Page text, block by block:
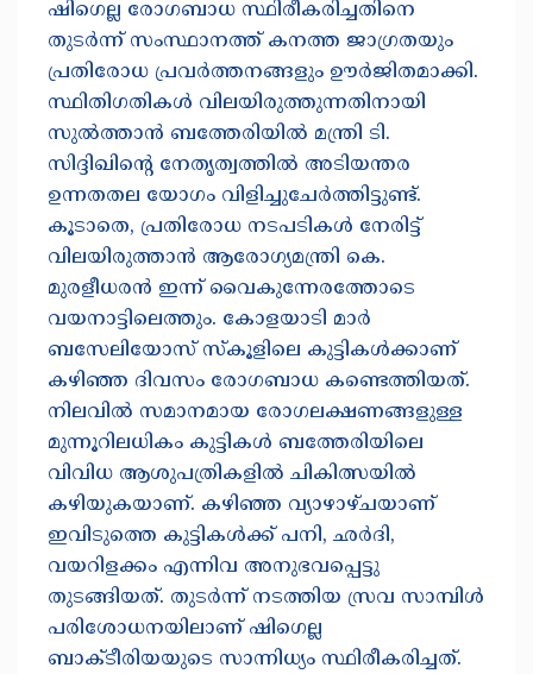
ഷിഗെല്ല രോഗബാധ സ്ഥിരീകരിച്ചതിനെ
തുടർന്ന് സംസ്ഥാനത്ത് കനത്ത ജാഗ്രതയും
പ്രതിരോധ പ്രവർത്തനങ്ങളും ഊർജിതമാക്കി.
സ്ഥിതിഗതികൾ വിലയിരുത്തുന്നതിനായി
സുൽത്താൻ ബത്തേരിയിൽ മന്ത്രി ടി.
സിദ്ദിഖിന്റെ നേതൃത്വത്തിൽ അടിയന്തര
ഉന്നതതല യോഗം വിളിച്ചുചേർത്തിട്ടുണ്ട്.
കൂടാതെ, പ്രതിരോധ നടപടികൾ നേരിട്ട്
വിലയിരുത്താൻ ആരോഗ്യമന്ത്രി കെ.
മുരളീധരൻ ഇന്ന് വൈകുന്നേരത്തോടെ
വയനാട്ടിലെത്തും. കോളയാടി മാർ
ബസേലിയോസ് സ്കൂളിലെ കുട്ടികൾക്കാണ്
കഴിഞ്ഞ ദിവസം രോഗബാധ കണ്ടെത്തിയത്.
നിലവിൽ സമാനമായ രോഗലക്ഷണങ്ങളുള്ള
മുന്നൂറിലധികം കുട്ടികൾ ബത്തേരിയിലെ
വിവിധ ആശുപത്രികളിൽ ചികിത്സയിൽ
കഴിയുകയാണ്. കഴിഞ്ഞ വ്യാഴാഴ്ചയാണ്
ഇവിടുത്തെ കുട്ടികൾക്ക് പനി, ഛർദി,
വയറിളക്കം എന്നിവ അനുഭവപ്പെട്ടു
തുടങ്ങിയത്. തുടർന്ന് നടത്തിയ സ്രവ സാമ്പിൾ
പരിശോധനയിലാണ് ഷിഗെല്ല
ബാക്ടീരിയയുടെ സാന്നിധ്യം സ്ഥിരീകരിച്ചത്.